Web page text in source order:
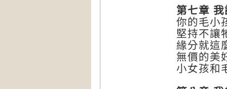
第七章
你的毛小
堅持不讓
緣分就這
無價的美
小女孩和